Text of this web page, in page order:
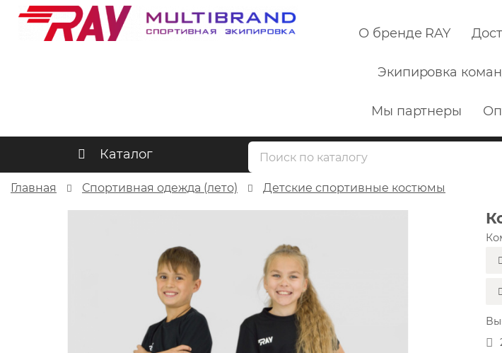
О бренде RAY
Экипировка
Мы партнеры
Каталог
Главная Спортивная одежда (лето) Детские спортивные костюмы